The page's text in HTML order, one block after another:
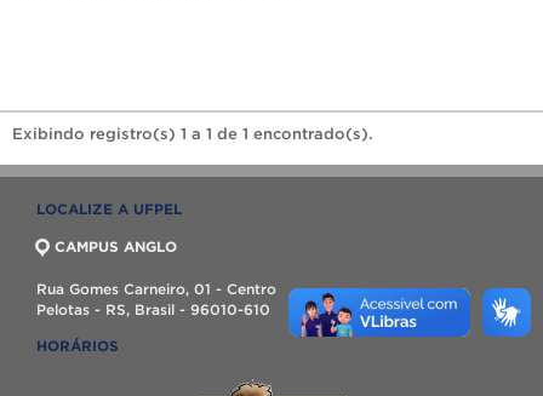
Exibindo registro(s) 1 a 1 de 1 encontrado(s).
LOCALIZE A UFPEL
CAMPUS ANGLO
Rua Gomes Carneiro, 01 - Centro
Pelotas - RS, Brasil - 96010-610
HORÁRIOS